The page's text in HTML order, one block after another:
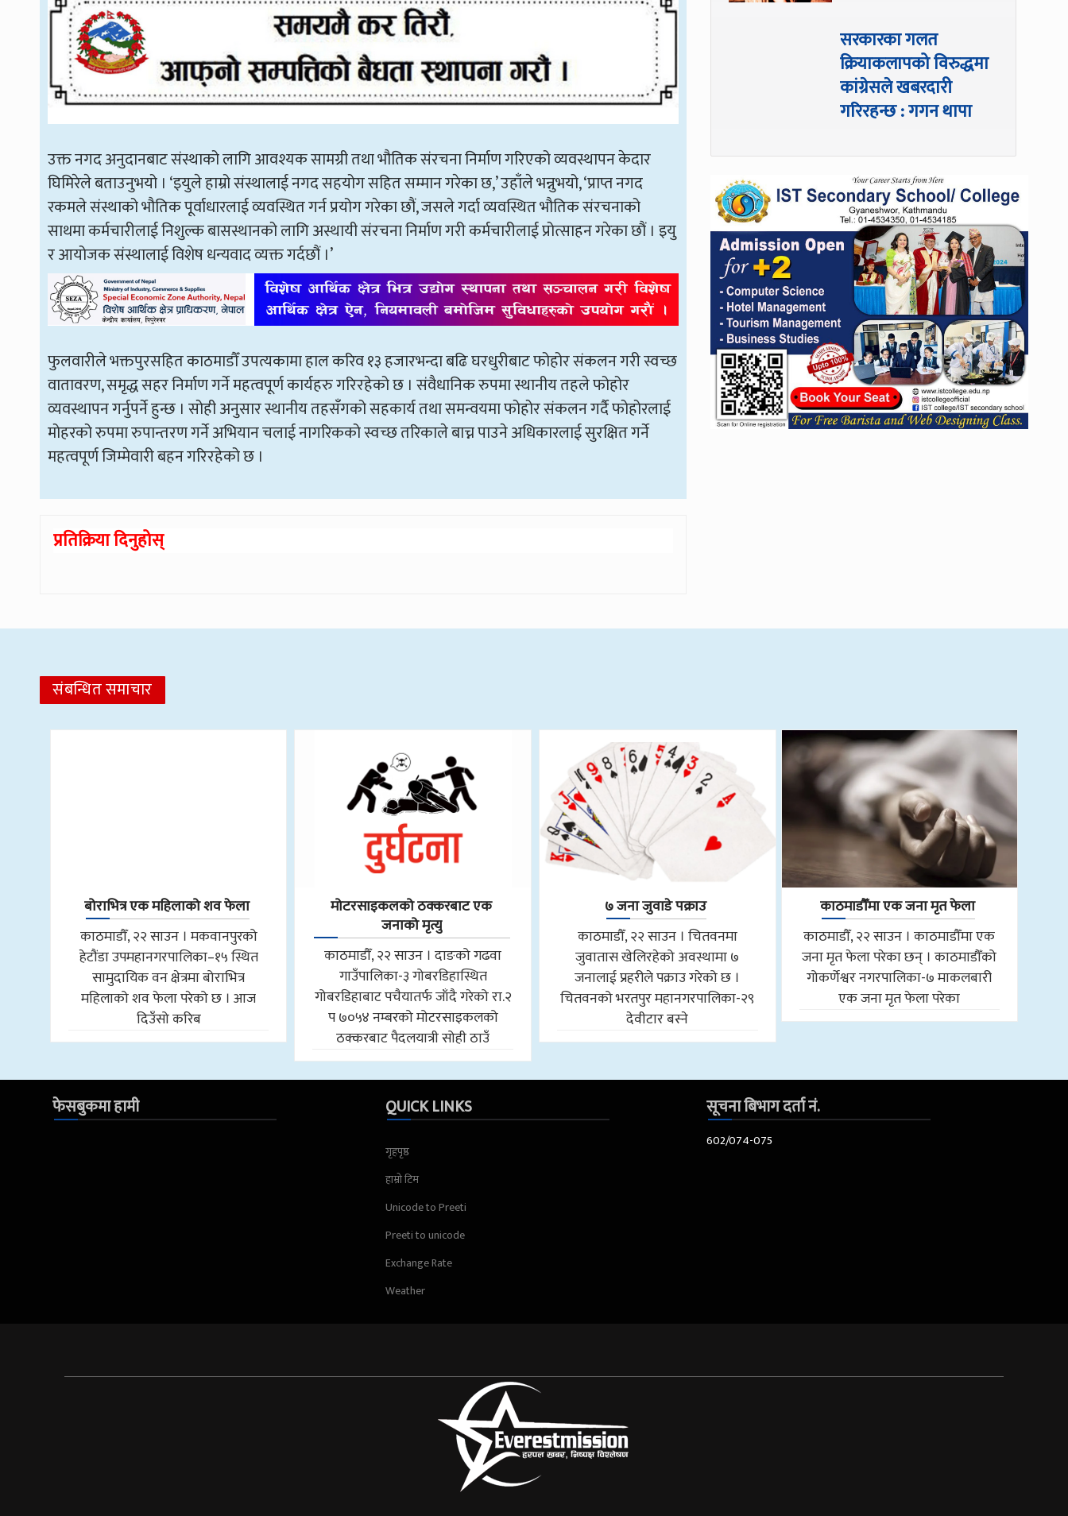
उक्त नगद अनुदानबाट संस्थाको लागि आवश्यक सामग्री तथा भौतिक संरचना निर्माण गरिएको व्यवस्थापन केदार
घिमिरेले बताउनुभयो । ‘इयुले हाम्रो संस्थालाई नगद सहयोग सहित सम्मान गरेका छ,’ उहाँले भन्नुभयो, ‘प्राप्त नगद
रकमले संस्थाको भौतिक पूर्वाधारलाई व्यवस्थित गर्न प्रयोग गरेका छौं, जसले गर्दा व्यवस्थित भौतिक संरचनाको
साथमा कर्मचारीलाई निशुल्क बासस्थानको लागि अस्थायी संरचना निर्माण गरी कर्मचारीलाई प्रोत्साहन गरेका छौं । इयु
र आयोजक संस्थालाई विशेष धन्यवाद व्यक्त गर्दछौं ।’
फुलवारीले भक्तपुरसहित काठमाडौँ उपत्यकामा हाल करिव १३ हजारभन्दा बढि घरधुरीबाट फोहोर संकलन गरी स्वच्छ
वातावरण, समृद्ध सहर निर्माण गर्ने महत्वपूर्ण कार्यहरु गरिरहेको छ । संवैधानिक रुपमा स्थानीय तहले फोहोर
व्यवस्थापन गर्नुपर्ने हुन्छ । सोही अनुसार स्थानीय तहसँगको सहकार्य तथा समन्वयमा फोहोर संकलन गर्दै फोहोरलाई
मोहरको रुपमा रुपान्तरण गर्ने अभियान चलाई नागरिकको स्वच्छ तरिकाले बाच्न पाउने अधिकारलाई सुरक्षित गर्ने
महत्वपूर्ण जिम्मेवारी बहन गरिरहेको छ ।
प्रतिक्रिया दिनुहोस्
सरकारका गलत
क्रियाकलापको विरुद्धमा
कांग्रेसले खबरदारी
गरिरहन्छ : गगन थापा
संबन्धित समाचार
बोराभित्र एक महिलाको शव फेला
काठमाडौँ, २२ साउन । मकवानपुरको
हेटौंडा उपमहानगरपालिका–१५ स्थित
सामुदायिक वन क्षेत्रमा बोराभित्र
महिलाको शव फेला परेको छ । आज
दिउँसो करिब
मोटरसाइकलको ठक्करबाट एक
जनाको मृत्यु
काठमाडौँ, २२ साउन । दाङको गढवा
गाउँपालिका-३ गोबरडिहास्थित
गोबरडिहाबाट पचैयातर्फ जाँदै गरेको रा.२
प ७०५४ नम्बरको मोटरसाइकलको
ठक्करबाट पैदलयात्री सोही ठाउँ
७ जना जुवाडे पक्राउ
काठमाडौँ, २२ साउन । चितवनमा
जुवातास खेलिरहेको अवस्थामा ७
जनालाई प्रहरीले पक्राउ गरेको छ ।
चितवनको भरतपुर महानगरपालिका-२९
देवीटार बस्ने
काठमाडौँमा एक जना मृत फेला
काठमाडौँ, २२ साउन । काठमाडौँमा एक
जना मृत फेला परेका छन् । काठमाडौँको
गोकर्णेश्वर नगरपालिका-७ माकलबारी
एक जना मृत फेला परेका
फेसबुकमा हामी QUICK LINKS
गृहपृष्ठ
हाम्रो टिम
Unicode to Preeti
Preeti to unicode
Exchange Rate
Weather
सूचना बिभाग दर्ता नं.
602/074-075